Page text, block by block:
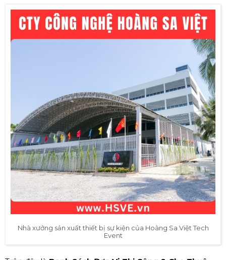
Nhà xưởng sản xuất thiết bị sự kiện của Hoàng Sa Việt Tech
Event